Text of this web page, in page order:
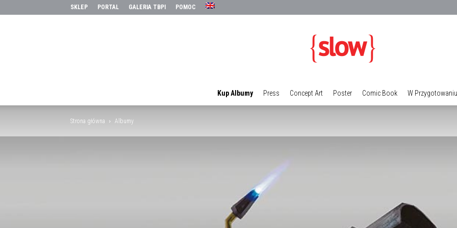
SKLEP PORTAL GALERIA TBPI POMOC
Galeria
Kup Albumy Press Concept Art Poster Comic Book W Przygotowaniu
Strona główna Albumy